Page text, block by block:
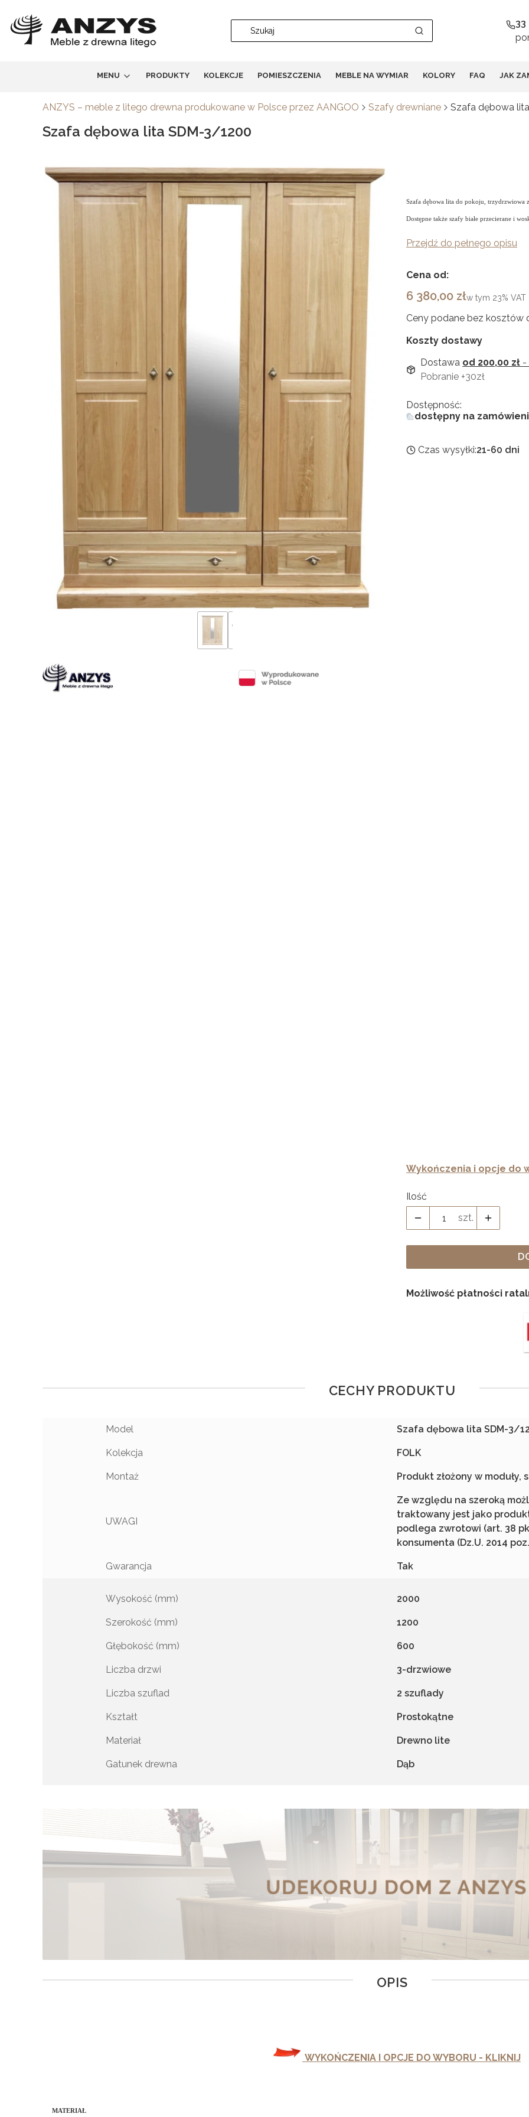
WyczyśćSzukaj
33
MENU PRODUKTY KOLEKCJE POMIESZCZENIA MEBLE NA WYMIAR KOLORY FAQ JAK
ANZYS – meble z litego drewna produkowane w Polsce przez AANGOO Szafy drewniane Szafa dębowa
Szafa dębowa lita SDM-3/1200
Szafa dębowa lita do pokoju, trzydrzwiowa
Dostępne także szafy białe przecierane i
Przejdź do pełnego opisu
Cena od:
Cena
6 380,00 złw tym 23% VAT
Ceny podane bez kosztów
Koszty dostawy
Dostawa od 200,00 zł -
Pobranie +30zł
Dostępność:
dostępny na
Czas wysyłki:21-60 dni
Wykończenia i opcje do
Ilość
szt.
Możliwość płatności
CECHY PRODUKTU
Model Szafa dębowa lita SDM-3/
Kolekcja FOLK
Montaż Produkt złożony w moduły,
UWAGI
Ze względu na szeroką
traktowany jest jako
podlega zwrotowi (art. 38
konsumenta (Dz.U. 2014
Gwarancja Tak
Wysokość (mm) 2000
Szerokość (mm) 1200
Głębokość (mm) 600
Liczba drzwi 3-drzwiowe
Liczba szuflad 2 szuflady
Kształt Prostokątne
Materiał Drewno lite
Gatunek drewna Dąb
OPIS
WYKOŃCZENIA I OPCJE DO WYBORU - KLIKNIJ
MATERIAŁ